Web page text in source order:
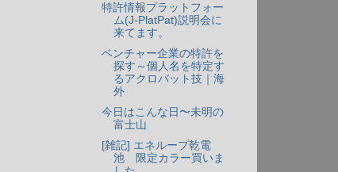
特許情報プラットフォー
ム(J-PlatPat)説明会に
来てます。
ベンチャー企業の特許を
探す～個人名を特定す
るアクロバット技｜海
外
今日はこんな日〜未明の
富士山
[雑記] エネループ乾電
池 限定カラー買いま